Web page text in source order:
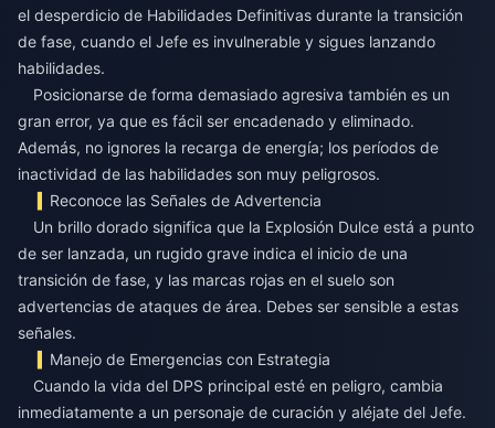
el desperdicio de Habilidades Definitivas durante la transición
de fase, cuando el Jefe es invulnerable y sigues lanzando
habilidades.
Posicionarse de forma demasiado agresiva también es un
gran error, ya que es fácil ser encadenado y eliminado.
Además, no ignores la recarga de energía; los períodos de
inactividad de las habilidades son muy peligrosos.
Reconoce las Señales de Advertencia
Un brillo dorado significa que la Explosión Dulce está a punto
de ser lanzada, un rugido grave indica el inicio de una
transición de fase, y las marcas rojas en el suelo son
advertencias de ataques de área. Debes ser sensible a estas
señales.
Manejo de Emergencias con Estrategia
Cuando la vida del DPS principal esté en peligro, cambia
inmediatamente a un personaje de curación y aléjate del Jefe.